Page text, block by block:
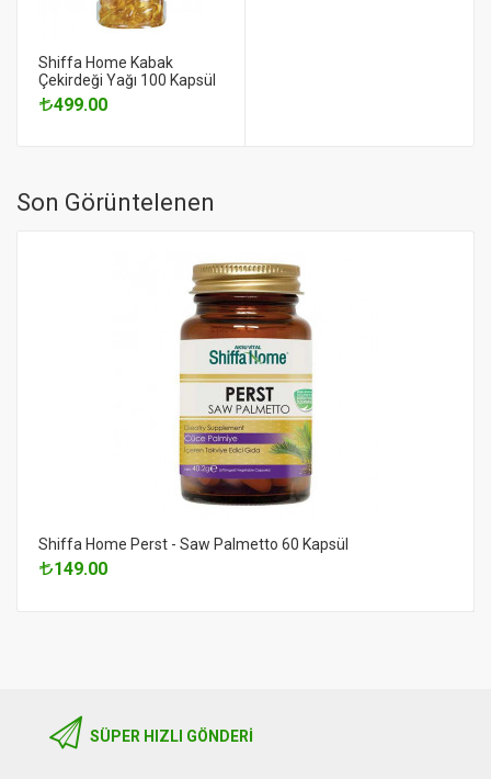
Shiffa Home Kabak
Çekirdeği Yağı 100 Kapsül
499.00
Son Görüntelenen
Shiffa Home Perst - Saw Palmetto 60 Kapsül
149.00
SÜPER HIZLI GÖNDERI